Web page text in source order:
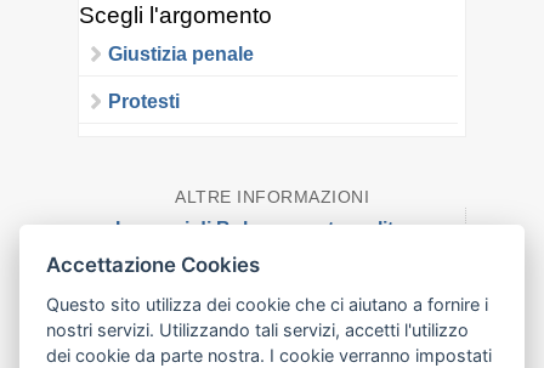
Scegli l'argomento
Giustizia penale
Protesti
ALTRE INFORMAZIONI
I numeri di Bologna metropolitana
noibologna
Una città e suoi quartieri
Credits
Accettazione Cookies
Questo sito utilizza dei cookie che ci aiutano a fornire i
nostri servizi. Utilizzando tali servizi, accetti l'utilizzo
dei cookie da parte nostra. I cookie verranno impostati